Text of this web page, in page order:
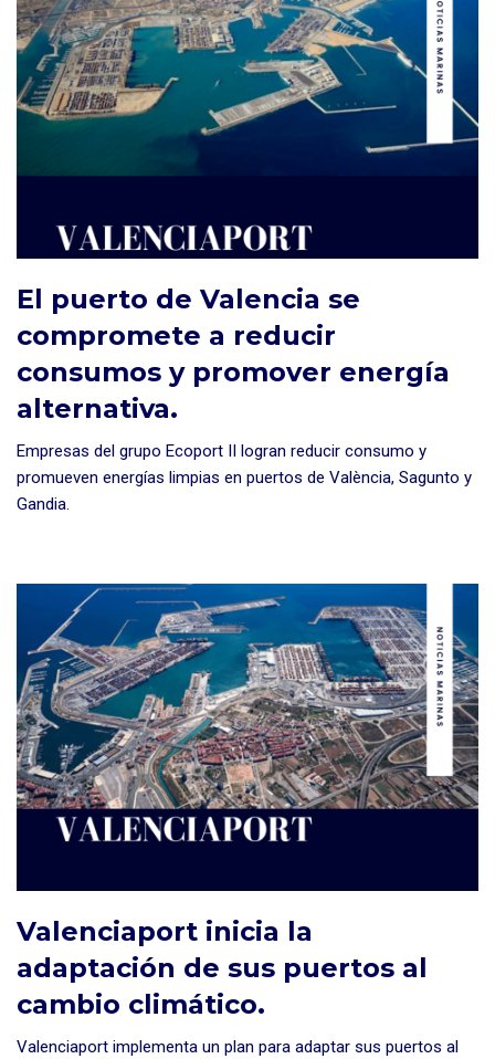
El puerto de Valencia se
compromete a reducir
consumos y promover energía
alternativa.
Empresas del grupo Ecoport II logran reducir consumo y
promueven energías limpias en puertos de València, Sagunto y
Gandia.
Valenciaport inicia la
adaptación de sus puertos al
cambio climático.
Valenciaport implementa un plan para adaptar sus puertos al